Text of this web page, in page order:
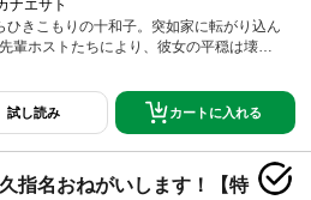
ナエサト
ひきこもりの十和子。突如家に転がり込ん
輩ホストたちにより、彼女の平穏は壊さ
が……！？【本作品は「永久指名おねがい
第6～12巻を収録した電子特装版です】【恋
試し読み カートに入れる
指名おねがいします！【特